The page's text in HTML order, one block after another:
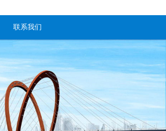
联系我们